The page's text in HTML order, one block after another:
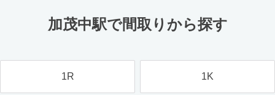
加茂中駅で間取りから探す
1R 1K